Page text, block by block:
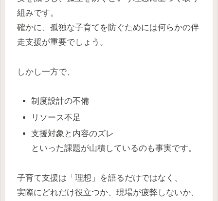
組みです。
確かに、孤独な子育てを防ぐためには何らかの伴
走支援が重要でしょう。
しかし一方で、
制度設計の不備
リソース不足
支援対象と内容のズレ
といった課題が山積しているのも事実です。
子育て支援は「理想」を語るだけではなく、
実際にどれだけ役立つか、現場が疲弊しないか、